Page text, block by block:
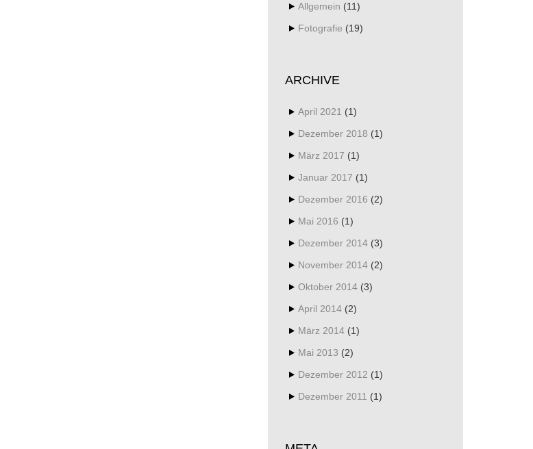
Allgemein (11)
Fotografie (19)
ARCHIVE
April 2021 (1)
Dezember 2018 (1)
März 2017 (1)
Januar 2017 (1)
Dezember 2016 (2)
Mai 2016 (1)
Dezember 2014 (3)
November 2014 (2)
Oktober 2014 (3)
April 2014 (2)
März 2014 (1)
Mai 2013 (2)
Dezember 2012 (1)
Dezember 2011 (1)